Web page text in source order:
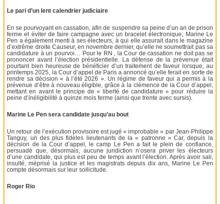
Le pari d’un lent calendrier judiciaire
En se pourvoyant en cassation, afin de suspendre sa peine d’un an de prison
ferme et éviter de faire campagne avec un bracelet électronique, Marine Le
Pen a également menti à ses électeurs, à qui elle assurait dans le magazine
d’extrême droite Causeur, en novembre dernier, qu’elle ne soumettrait pas sa
candidature à un pourvoi… Pour le RN , la Cour de cassation ne doit pas se
prononcer avant l’élection présidentielle. La défense de la prévenue était
pourtant bien heureuse de bénéficier d’un traitement de faveur lorsque, au
printemps 2025, la Cour d’appel de Paris a annoncé qu’elle ferait en sorte de
rendre sa décision « à l’été 2026 ». Un régime de faveur qui a permis à la
prévenue d’être à nouveau éligible, grâce à la clémence de la Cour d’appel,
mettant en avant le principe de « liberté de candidature » pour réduire la
peine d’inéligibilité à quinze mois ferme (ainsi que trente avec sursis).
Marine Le Pen sera candidate jusqu’au bout
Un retour de l’exécution provisoire est jugé « improbable » par Jean-Philippe
Tanguy, un des plus fidèles lieutenants de la « patronne » Car, depuis la
décision de la Cour d’appel, le camp Le Pen a fait le plein de confiance,
persuadé que, désormais, aucune juridiction n’osera priver les électeurs
d’une candidate, qui plus est peu de temps avant l’élection. Après avoir sali,
insulté, méprisé la justice et les magistrats depuis dix ans, Marine Le Pen
compte désormais sur leur sollicitude.
Roger Rio